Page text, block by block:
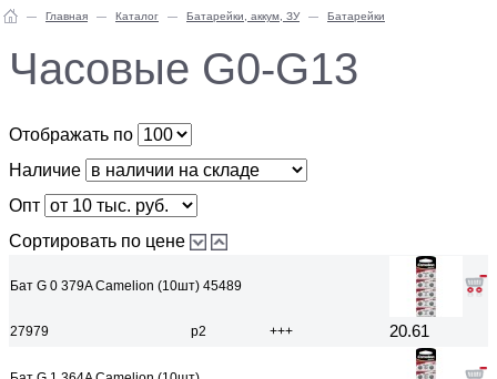
Главная Каталог Батарейки, аккум, ЗУ Батарейки
Часовые G0-G13
Отображать по
Наличие
Опт
Сортировать по цене
Бат G 0 379A Camelion (10шт) 45489
27979 р2 +++ 20.61